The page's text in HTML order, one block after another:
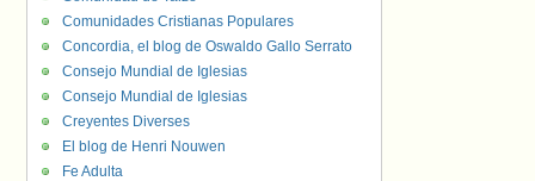
Comunidades Cristianas Populares
Concordia, el blog de Oswaldo Gallo Serrato
Consejo Mundial de Iglesias
Consejo Mundial de Iglesias
Creyentes Diverses
El blog de Henri Nouwen
Fe Adulta